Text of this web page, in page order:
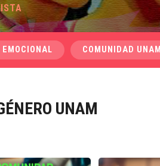
EMOCIONAL COMUNIDAD UNAM
UNAM